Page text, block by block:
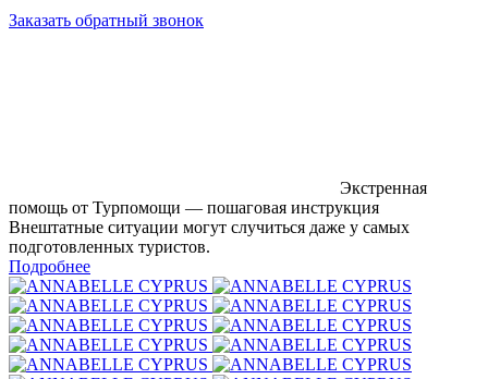
Заказать обратный звонок
Экстренная
помощь от Турпомощи — пошаговая инструкция
Внештатные ситуации могут случиться даже у самых
подготовленных туристов.
Подробнее